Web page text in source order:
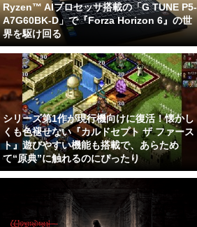
Ryzen™ AIプロセッサ搭載の「G TUNE P5-
A7G60BK-D」で『Forza Horizon 6』の世
界を駆け回る
シリーズ第1作が現行機向けに復活！懐かし
くも色褪せない『カルドセプト ザ ファース
ト』遊びやすい機能も搭載で、あらため
て“原典”に触れるのにぴったり